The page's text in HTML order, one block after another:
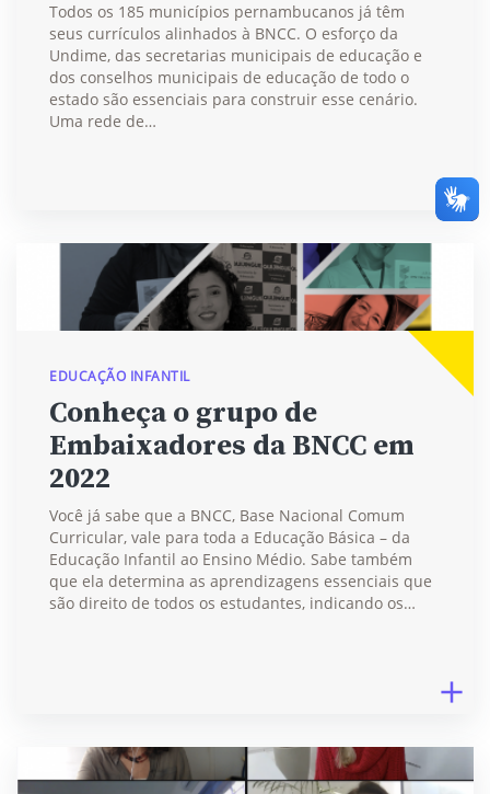
Todos os 185 municípios pernambucanos já têm
seus currículos alinhados à BNCC. O esforço da
Undime, das secretarias municipais de educação e
dos conselhos municipais de educação de todo o
estado são essenciais para construir esse cenário.
Uma rede de…
EDUCAÇÃO INFANTIL
Conheça o grupo de
Embaixadores da BNCC em
2022
Você já sabe que a BNCC, Base Nacional Comum
Curricular, vale para toda a Educação Básica – da
Educação Infantil ao Ensino Médio. Sabe também
que ela determina as aprendizagens essenciais que
são direito de todos os estudantes, indicando os…